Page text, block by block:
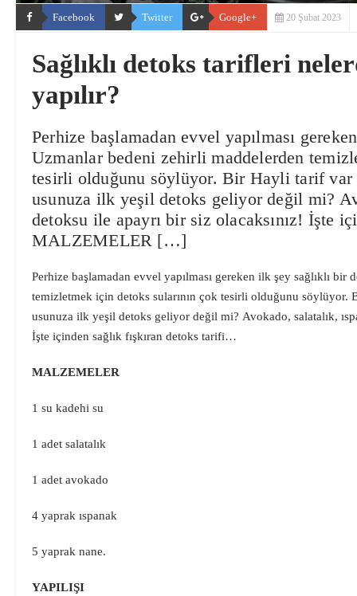
Facebook Twitter Google+ 20 Şubat 2023
Sağlıklı detoks tarifleri
yapılır?
Perhize başlamadan evvel yapılması
Uzmanlar bedeni zehirli maddelerden
tesirli olduğunu söylüyor. Bir Hayli tarif var
usunuza ilk yeşil detoks geliyor değil mi?
detoksu ile apayrı bir siz olacaksınız! İşte
MALZEMELER […]
Perhize başlamadan evvel yapılması gereken ilk şey sağlıklı
temizletmek için detoks sularının çok tesirli olduğunu
usunuza ilk yeşil detoks geliyor değil mi? Avokado, salatalık,
İşte içinden sağlık fışkıran detoks tarifi…
MALZEMELER
1 su kadehi su
1 adet salatalık
1 adet avokado
4 yaprak ıspanak
5 yaprak nane.
YAPILIŞI